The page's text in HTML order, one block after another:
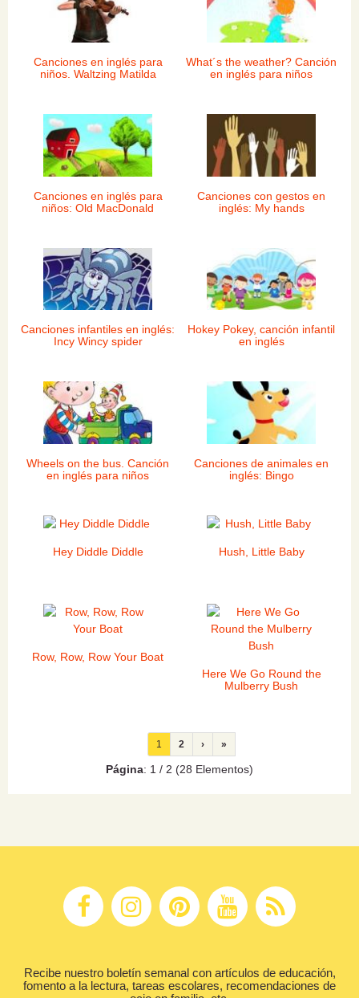
Canciones en inglés para
niños. Waltzing Matilda
What´s the weather? Canción
en inglés para niños
Canciones en inglés para
niños: Old MacDonald
Canciones con gestos en
inglés: My hands
Canciones infantiles en inglés:
Incy Wincy spider
Hokey Pokey, canción infantil
en inglés
Wheels on the bus. Canción
en inglés para niños
Canciones de animales en
inglés: Bingo
Hey Diddle Diddle Hush, Little Baby
Row, Row, Row Your Boat
Here We Go Round the
Mulberry Bush
1 2 › »
Página: 1 / 2 (28 Elementos)
Recibe nuestro boletín semanal con artículos de educación,
fomento a la lectura, tareas escolares, recomendaciones de